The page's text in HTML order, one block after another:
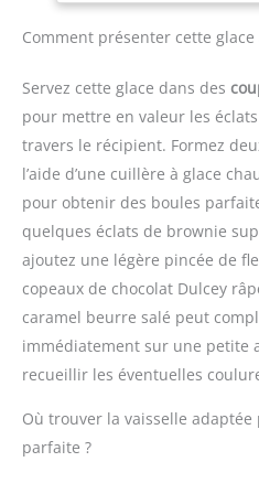
et
que
sur
se
10
et
Comment présenter cette glace
Servez cette glace dans des
pour mettre en valeur les
travers le récipient. Formez
l’aide d’une cuillère à glace
pour obtenir des boules
quelques éclats de brownie
ajoutez une légère pincée de
copeaux de chocolat Dulcey
caramel beurre salé peut
immédiatement sur une petite
recueillir les éventuelles
Où trouver la vaisselle
parfaite ?